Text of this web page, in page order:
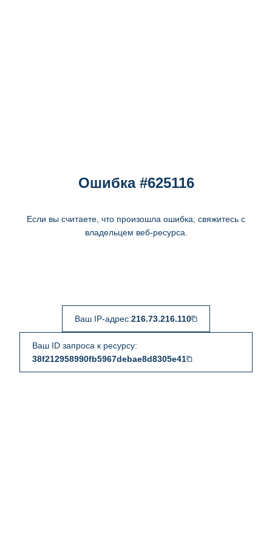
Ошибка #625116
Если вы считаете, что произошла ошибка, свяжитесь с
владельцем веб-ресурса.
Ваш IP-адрес:216.73.216.110
Ваш ID запроса к ресурсу:
38f212958990fb5967debae8d8305e41